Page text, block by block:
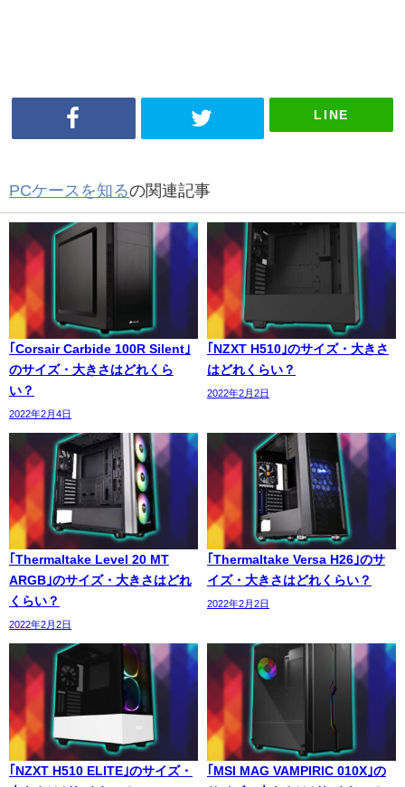
LINE
PCケースを知るの関連記事
｢Corsair Carbide 100R Silent｣
のサイズ・大きさはどれくら
い？
2022年2月4日
｢NZXT H510｣のサイズ・大きさ
はどれくらい？
2022年2月2日
｢Thermaltake Level 20 MT
ARGB｣のサイズ・大きさはどれ
くらい？
2022年2月2日
｢Thermaltake Versa H26｣のサ
イズ・大きさはどれくらい？
2022年2月2日
｢NZXT H510 ELITE｣のサイズ・
｢MSI MAG VAMPIRIC 010X｣の